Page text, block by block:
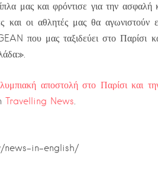
μας και φρόντισε για την ασφαλή
και οι αθλητές μας θα αγωνιστούν
που μας ταξιδεύει στο Παρίσι
αποστολή στο Παρίσι και
Travelling News.
news-in-english/